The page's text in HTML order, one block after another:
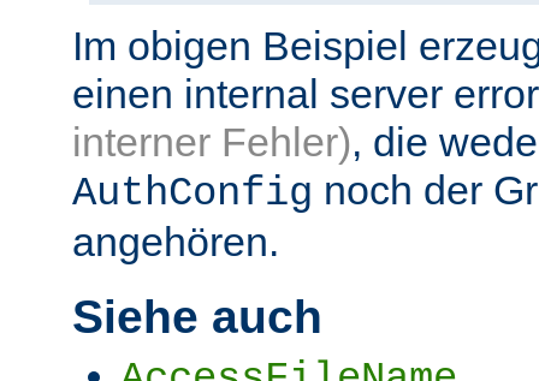
Im obigen Beispiel
einen internal server
interner Fehler), die
AuthConfig noch der
angehören.
Siehe auch